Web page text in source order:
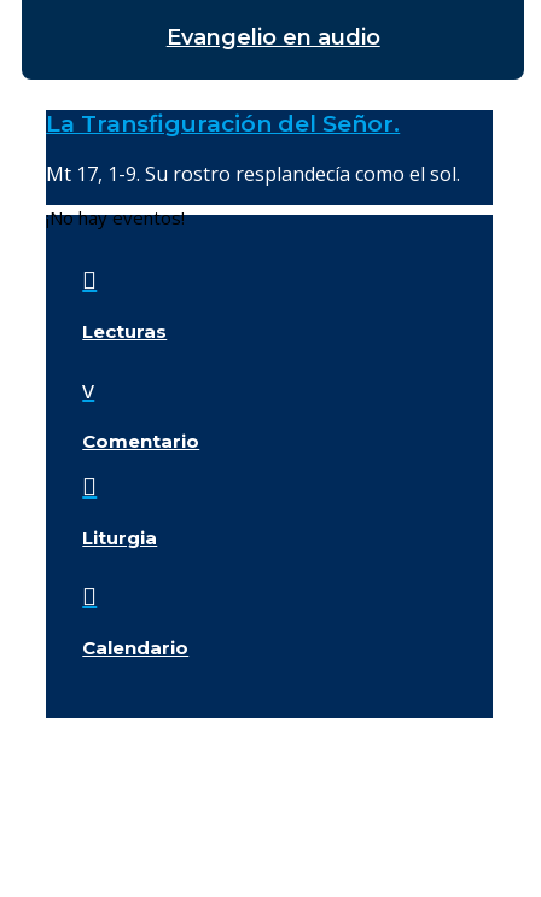
Evangelio en audio
La Transfiguración del Señor.
Mt 17, 1-9. Su rostro resplandecía como el sol.
¡No hay eventos!

Lecturas
v
Comentario

Liturgia

Calendario